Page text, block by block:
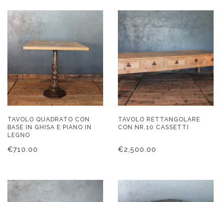
TAVOLO QUADRATO CON
BASE IN GHISA E PIANO IN
LEGNO
€710.00
TAVOLO RETTANGOLARE
CON NR.10 CASSETTI
€2,500.00